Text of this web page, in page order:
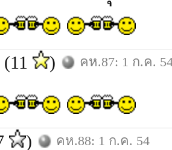
(11 ) คห.87: 1 ก.ค.
) คห.88: 1 ก.ค. 54